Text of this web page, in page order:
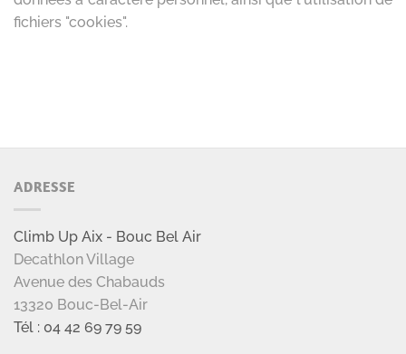
ADRESSE
Climb Up Aix - Bouc Bel Air
Decathlon Village
Avenue des Chabauds
13320 Bouc-Bel-Air
Tél : 04 42 69 79 59